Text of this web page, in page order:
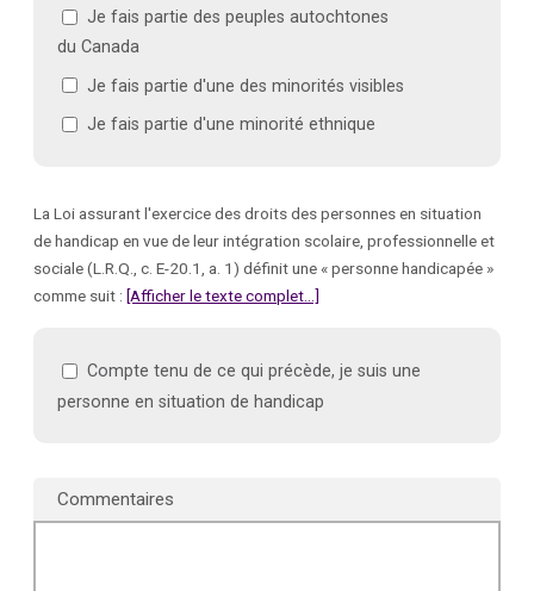
Je fais partie des peuples autochtones
du Canada
Je fais partie d'une des minorités visibles
Je fais partie d'une minorité ethnique
La Loi assurant l'exercice des droits des personnes en situation
de handicap en vue de leur intégration scolaire, professionnelle et
sociale (L.R.Q., c. E-20.1, a. 1) définit une « personne handicapée »
comme suit : [Afficher le texte complet...]
Compte tenu de ce qui précède, je suis une
personne en situation de handicap
Commentaires